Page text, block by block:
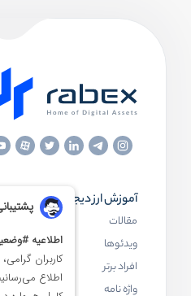
آموزش ارز دیجیتال
مقالات
ویدئوها
افراد برتر
واژه نامه